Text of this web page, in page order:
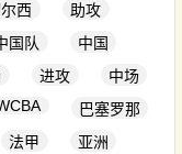
西
助攻
国队
中国
进攻
中场
巴塞罗那
法甲
亚洲